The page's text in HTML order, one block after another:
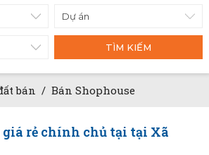
TÌM KIẾM
bán / Bán Shophouse
giá rẻ chính chủ tại tại Xã